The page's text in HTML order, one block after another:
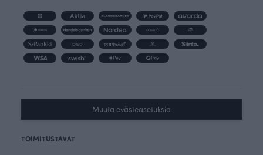
Muuta evästeasetuksia
TOIMITUSTAVAT